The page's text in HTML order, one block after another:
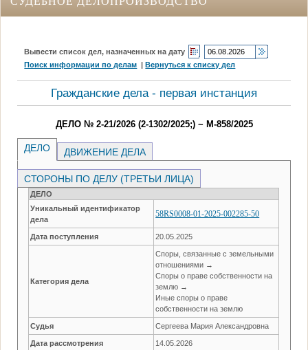
Вывести список дел, назначенных на дату
Поиск информации по делам |Вернуться к списку дел
Гражданские дела - первая инстанция
ДЕЛО № 2-21/2026 (2-1302/2025;) ~ М-858/2025
ДЕЛО ДВИЖЕНИЕ ДЕЛА
СТОРОНЫ ПО ДЕЛУ (ТРЕТЬИ ЛИЦА)
ДЕЛО
Уникальный идентификатор
дела
58RS0008-01-2025-002285-50
Дата поступления 20.05.2025
Категория дела
Споры, связанные с земельными
отношениями →
Споры о праве собственности на
землю →
Иные споры о праве
собственности на землю
Судья Сергеева Мария Александровна
Дата рассмотрения 14.05.2026